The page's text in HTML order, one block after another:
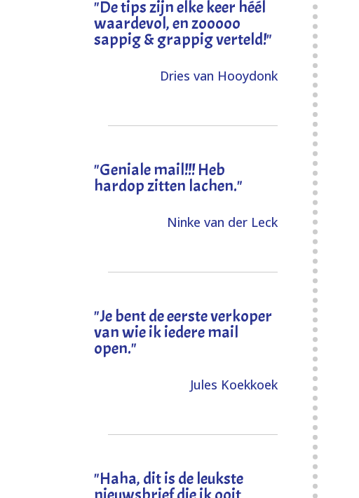
"De tips zijn elke keer héél
waardevol, en zooooo
sappig & grappig verteld!"
Dries van Hooydonk
"Geniale mail!!! Heb
hardop zitten lachen."
Ninke van der Leck
"Je bent de eerste verkoper
van wie ik iedere mail
open."
Jules Koekkoek
"Haha, dit is de leukste